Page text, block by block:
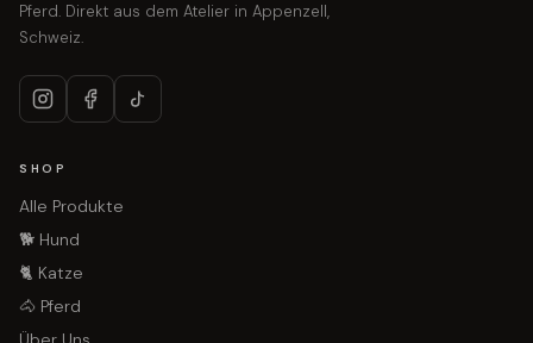
Pferd. Direkt aus dem Atelier in Appenzell,
Schweiz.
SHOP
Alle Produkte
🐕 Hund
🐈 Katze
🐴 Pferd